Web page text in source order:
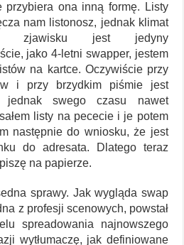
przybiera ona inną formę. Listy
nam listonosz, jednak klimat
zjawisku jest jedyny
jako 4-letni swapper, jestem
na kartce. Oczywiście przy
i przy brzydkim piśmie jest
jednak swego czasu nawet
listy na pececie i je potem
następnie do wniosku, że jest
do adresata. Dlatego teraz
na papierze.
sprawy. Jak wygląda swap
z profesji scenowych, powstał
spreadowania najnowszego
wytłumaczę, jak definiowane